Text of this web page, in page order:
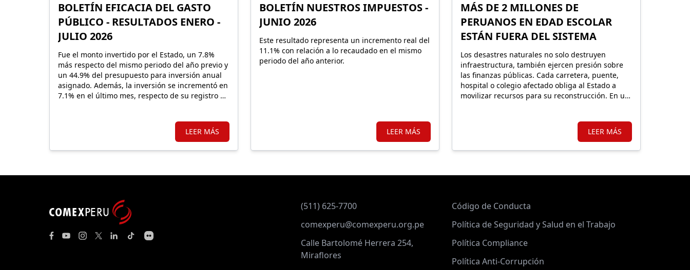
BOLETÍN EFICACIA DEL GASTO
PÚBLICO - RESULTADOS ENERO -
JULIO 2026
Fue el monto invertido por el Estado, un 7.8%
más respecto del mismo periodo del año previo y
un 44.9% del presupuesto para inversión anual
asignado. Además, la inversión se incrementó en
7.1% en el último mes, respecto de su registro de
LEER MÁS
BOLETÍN NUESTROS IMPUESTOS -
JUNIO 2026
Este resultado representa un incremento real del
11.1% con relación a lo recaudado en el mismo
periodo del año anterior.
LEER MÁS
MÁS DE 2 MILLONES DE
PERUANOS EN EDAD ESCOLAR
ESTÁN FUERA DEL SISTEMA
Los desastres naturales no solo destruyen
infraestructura, también ejercen presión sobre
las finanzas públicas. Cada carretera, puente,
hospital o colegio afectado obliga al Estado a
movilizar recursos para su reconstrucción. En un
LEER MÁS
(511) 625-7700
comexperu@comexperu.org.pe
Calle Bartolomé Herrera 254,
Miraflores
Código de Conducta
Política de Seguridad y Salud en el Trabajo
Política Compliance
Política Anti-Corrupción